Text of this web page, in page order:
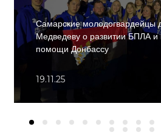
Самарские молодогвардейцы
Медведеву о развитии БПЛА и
помощи Донбассу
19.11.25